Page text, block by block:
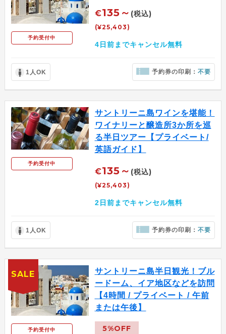
予約受付中
€135～ (税込)
(¥25,403)
4日前までキャンセル無料
1人OK 予約券の印刷：不要
予約受付中
サントリーニ島ワインを堪能！
ワイナリーと醸造所3か所を巡
る半日ツアー【プライベート/
英語ガイド】
€135～ (税込)
(¥25,403)
2日前までキャンセル無料
1人OK 予約券の印刷：不要
予約受付中
サントリーニ島半日観光！ブル
ードーム、イア地区などを訪問
【4時間 / プライベート / 午前
または午後】
5%OFF
SALE